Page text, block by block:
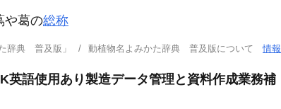
や葛の総称
辞典 普及版」 動植物名よみかた辞典 普及版について情報
英語使用あり製造データ管理と資料作成業務補